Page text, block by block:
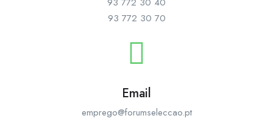
93 772 30 70
Email
emprego@forumseleccao.pt